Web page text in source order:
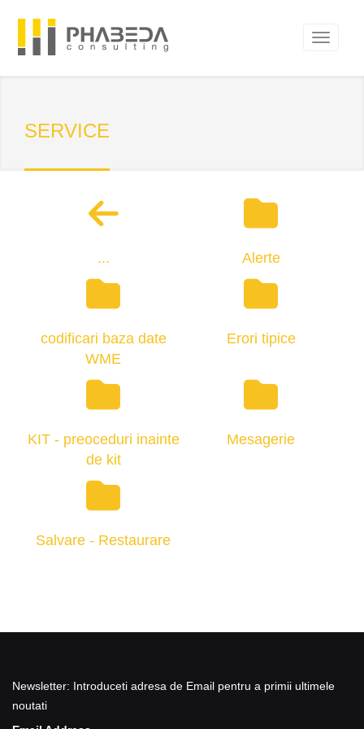
SERVICE
... Alerte
codificari baza date
WME
Erori tipice
KIT - preoceduri inainte
de kit
Mesagerie
Salvare - Restaurare
Newsletter: Introduceti adresa de Email pentru a primii ultimele
noutati